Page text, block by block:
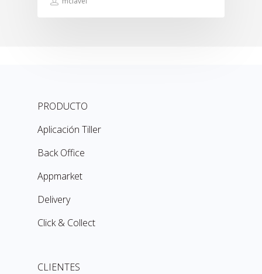
PRODUCTO
Aplicación Tiller
Back Office
Appmarket
Delivery
Click & Collect
CLIENTES